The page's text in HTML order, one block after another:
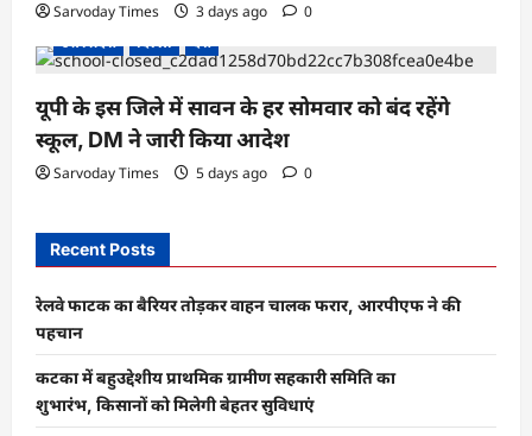
Sarvoday Times 3 days ago
0
उत्तर प्रदेश
दिल्ली देश
यूपी के इस जिले में सावन के हर सोमवार को बंद रहेंगे
स्कूल, DM ने जारी किया आदेश
Sarvoday Times 5 days ago 0
Recent Posts
रेलवे फाटक का बैरियर तोड़कर वाहन चालक फरार, आरपीएफ ने की
पहचान
कटका में बहुउद्देशीय प्राथमिक ग्रामीण सहकारी समिति का
शुभारंभ, किसानों को मिलेगी बेहतर सुविधाएं